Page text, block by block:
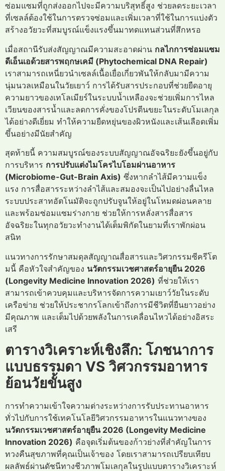
ซ่อมแซมที่ถูกส่งออกไปจะมีความบริสุทธิ์สูง ช่วยลดระยะเวลา
ที่เซลล์ต้องใช้ในการตรวจซ่อมและเพิ่มเวลาที่ใช้ในการแบ่งตัว
สร้างอวัยวะที่สมบูรณ์แข็งแรงขึ้นมาทดแทนส่วนที่สึกหรอ
เมื่อสถานีรับส่งสัญญาณมีความสะอาดผ่าน กลไกการซ่อมแซม
ดีเอ็นเอด้วยสารพฤกษเคมี (Phytochemical DNA Repair)
เราสามารถเหนี่ยวนำเซลล์เนื้อเยื่อเกี่ยวพันให้กลับมามีความ
นุ่มนวลเหมือนในวัยเยาว์ การได้รับสารประกอบที่ช่วยยืดอายุ
ความยาวของเทโลเมียร์ในระบบน้ำเหลืองจะช่วยเพิ่มการไหล
เวียนของสารน้ำและลดการคั่งของโปรตีนขยะในระดับโมเลกุล
ได้อย่างดีเยี่ยม ทำให้ความยืดหยุ่นของผิวหนังและเส้นเลือดเพิ่ม
ขึ้นอย่างมีนัยสำคัญ
สุดท้ายนี้ ความสมบูรณ์ของระบบสัญญาณอัจฉริยะยังขึ้นอยู่กับ
การบริหาร การปรับแต่งไมโครไบโอมผ่านอาหาร
(Microbiome-Gut-Brain Axis) ซึ่งหากลำไส้มีความแข็ง
แรง การสื่อสารระหว่างลำไส้และสมองจะเป็นไปอย่างลื่นไหล
ระบบประสาทอัตโนมัติจะถูกปรับจูนให้อยู่ในโหมดผ่อนคลาย
และพร้อมซ่อมแซมร่างกาย ช่วยให้การหลั่งสารสื่อสาร
อัจฉริยะในทุกอวัยวะทำงานได้เต็มพิกัดในยามที่เราพักผ่อน
สนิท
แนวทางการรักษาสมดุลสัญญาณสื่อสารและวิศวกรรมซีครีโต
มนี้ คือหัวใจสำคัญของ นวัตกรรมเวชศาสตร์อายุยืน 2026
(Longevity Medicine Innovation 2026) ที่ช่วยให้เรา
สามารถเข้าควบคุมและบริหารจัดการความเยาว์วัยในระดับ
เครือข่าย ช่วยให้ประชากรโลกเข้าถึงการมีชีวิตที่ยืนยาวอย่าง
มีคุณภาพ และเต็มไปด้วยพลังในการเคลื่อนไหวได้อย่างอิสระ
เสรี
ตารางวิเคราะห์เชิงลึก: โภชนาการ
แบบธรรมดา VS วิศวกรรมอาหาร
ย้อนวัยขั้นสูง
การทำความเข้าใจความต่างระหว่างการรับประทานอาหาร
ทั่วไปกับการใช้เทคโนโลยีวิศวกรรมอาหารในแนวทางของ
นวัตกรรมเวชศาสตร์อายุยืน 2026 (Longevity Medicine
Innovation 2026) คือจุดเริ่มต้นของก้าวย่างที่สำคัญในการ
ทวงคืนสุขภาพที่คุณเป็นเจ้าของ โดยเราสามารถเปรียบเทียบ
ผลลัพธ์ผ่านดัชนีทางชีวภาพโมเลกุลในรูปแบบตารางวิเคราะห์